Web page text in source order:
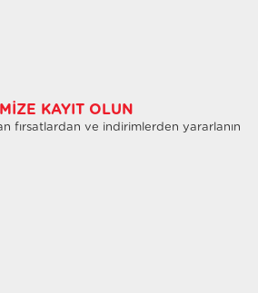
KAYIT OLUN
fırsatlardan ve indirimlerden yararlanın